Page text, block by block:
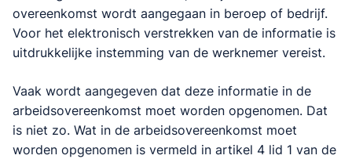
overeenkomst wordt aangegaan in beroep of bedrijf.
Voor het elektronisch verstrekken van de informatie is
uitdrukkelijke instemming van de werknemer vereist.
Vaak wordt aangegeven dat deze informatie in de
arbeidsovereenkomst moet worden opgenomen. Dat
is niet zo. Wat in de arbeidsovereenkomst moet
worden opgenomen is vermeld in artikel 4 lid 1 van de